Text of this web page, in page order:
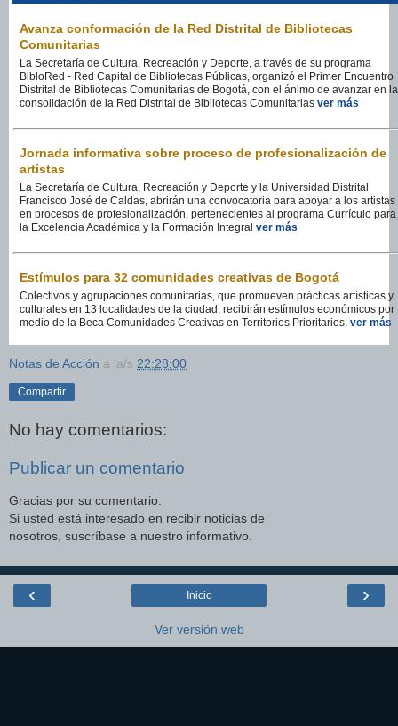
Avanza conformación de la Red Distrital de Bibliotecas
Comunitarias
La Secretaría de Cultura, Recreación y Deporte, a través de su programa
BibloRed - Red Capital de Bibliotecas Públicas, organizó el Primer Encuentro
Distrital de Bibliotecas Comunitarias de Bogotá, con el ánimo de avanzar en la
consolidación de la Red Distrital de Bibliotecas Comunitarias ver más
Jornada informativa sobre proceso de profesionalización de
artistas
La Secretaría de Cultura, Recreación y Deporte y la Universidad Distrital
Francisco José de Caldas, abrirán una convocatoria para apoyar a los artistas
en procesos de profesionalización, pertenecientes al programa Currículo para
la Excelencia Académica y la Formación Integral ver más
Estímulos para 32 comunidades creativas de Bogotá
Colectivos y agrupaciones comunitarias, que promueven prácticas artísticas y
culturales en 13 localidades de la ciudad, recibirán estímulos económicos por
medio de la Beca Comunidades Creativas en Territorios Prioritarios. ver más
Notas de Acción a la/s 22:28:00
Compartir
No hay comentarios:
Publicar un comentario
Gracias por su comentario.
Si usted está interesado en recibir noticias de
nosotros, suscríbase a nuestro informativo.
‹ ›
Inicio
Ver versión web